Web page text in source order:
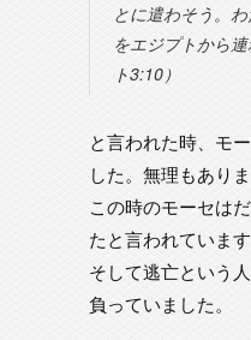
とに遣わそう。
をエジプトから
ト3:10）
と言われた時、モ
した。無理もありま
この時のモーセは
たと言われていま
そして逃亡という
負っていました。